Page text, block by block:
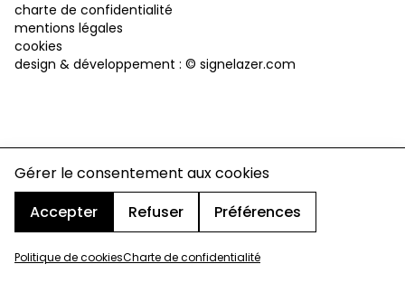
Gérer le consentement aux cookies
Accepter
Refuser Préférences
Politique de cookiesCharte de confidentialité
charte de confidentialité
mentions légales
cookies
design & développement : © signelazer.com